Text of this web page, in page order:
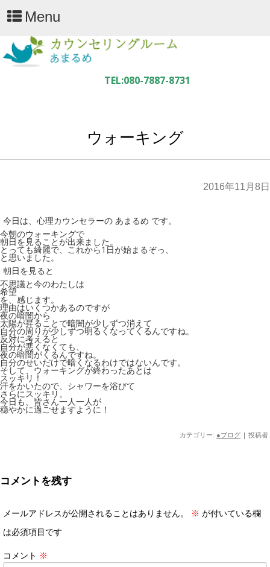
Menu
ウォーキング
2016年11月8日
今日は、心理カウンセラーの あまるめ です。
今朝のウォーキングで
朝日を見ることが出来ました。
とっても綺麗で、これから1日が始まるぞっ、
と思いました。
朝日を見ると
不思議と今のわたしは
希望
を、感じます。
理由はいくつかあるのですが
夜の暗闇から
太陽が昇ることで暗闇が少しずつ消えて
自分の周りが少しずつ明るくなってくるんですね。
反対に考えると
自分が悪くなくても、
夜の暗闇がくるんですね。
自分のせいだけで暗くなるわけではないんです。
そして、ウォーキングが終わったあとは
スッキリ！
汗をかいたので、シャワーを浴びて
さらにスッキリ。
今日も、皆さん一人一人が
穏やかに過ごせますように！
カテゴリー: ●ブログ | 投稿者:
コメントを残す
メールアドレスが公開されることはありません。 ※ が付いている欄
は必須項目です
コメント ※